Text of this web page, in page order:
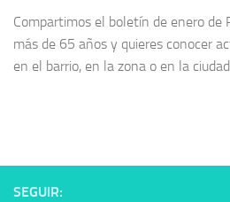
Compartimos el boletín de enero de
más de 65 años y quieres conocer
en el barrio, en la zona o en la
SEGUIR: